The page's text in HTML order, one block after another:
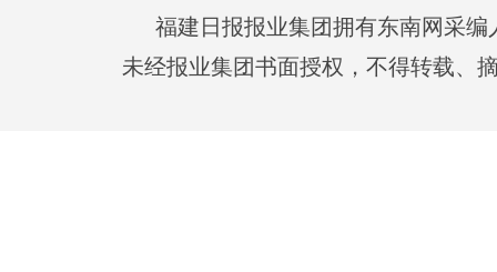
福建日报报业集团拥有东南网采
未经报业集团书面授权，不得转载、